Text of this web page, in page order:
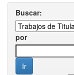
Buscar:
por